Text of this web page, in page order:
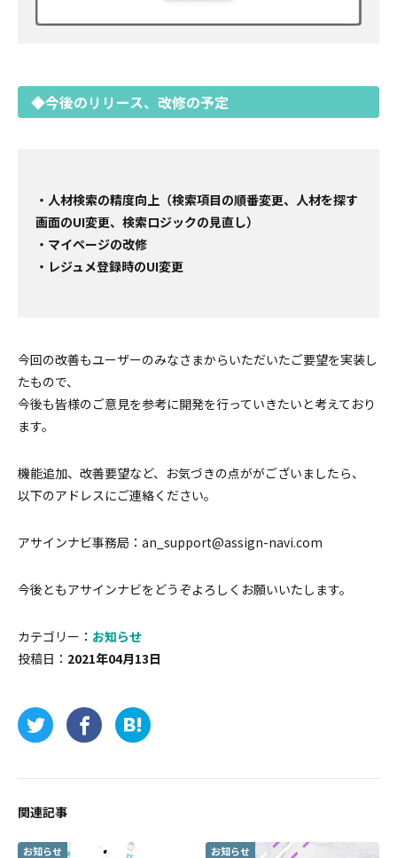
◆今後のリリース、改修の予定
・人材検索の精度向上（検索項目の順番変更、人材を探す
画面のUI変更、検索ロジックの見直し）
・マイページの改修
・レジュメ登録時のUI変更
今回の改善もユーザーのみなさまからいただいたご要望を実装し
たもので、
今後も皆様のご意見を参考に開発を行っていきたいと考えており
ます。
機能追加、改善要望など、お気づきの点ががございましたら、
以下のアドレスにご連絡ください。
アサインナビ事務局：an_support@assign-navi.com
今後ともアサインナビをどうぞよろしくお願いいたします。
カテゴリー： お知らせ
投稿日： 2021年04月13日
関連記事
お知らせ お知らせ